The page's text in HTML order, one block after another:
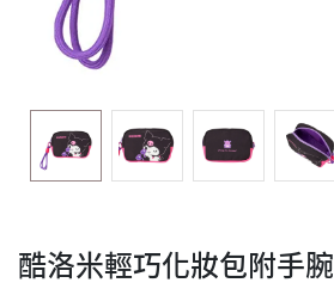
酷洛米輕巧化妝包附手